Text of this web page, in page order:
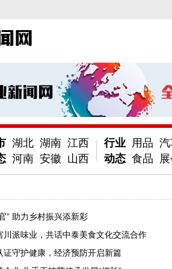
湖北 湖南 江西
河南 安徽 山西
行业
动态
用品
食品
” 助力乡村振兴添新彩
派味业，共话中泰美食文化交流合作
证守护健康，经济预防开启新篇